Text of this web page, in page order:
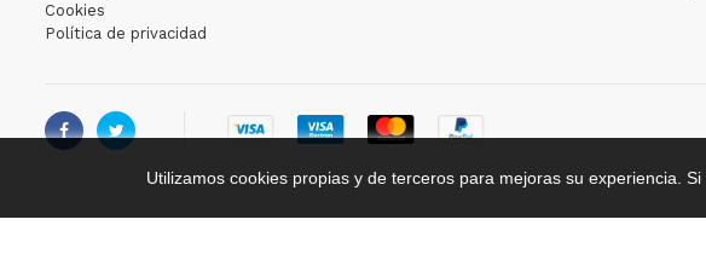
Cookies
Política de privacidad
Utilizamos cookies propias y de terceros para mejoras su experiencia.
 